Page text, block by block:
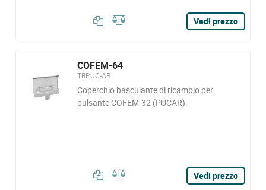
Vedi prezzo
COFEM-64
TBPUC-AR
Coperchio basculante di ricambio per
pulsante COFEM-32 (PUCAR).
Vedi prezzo